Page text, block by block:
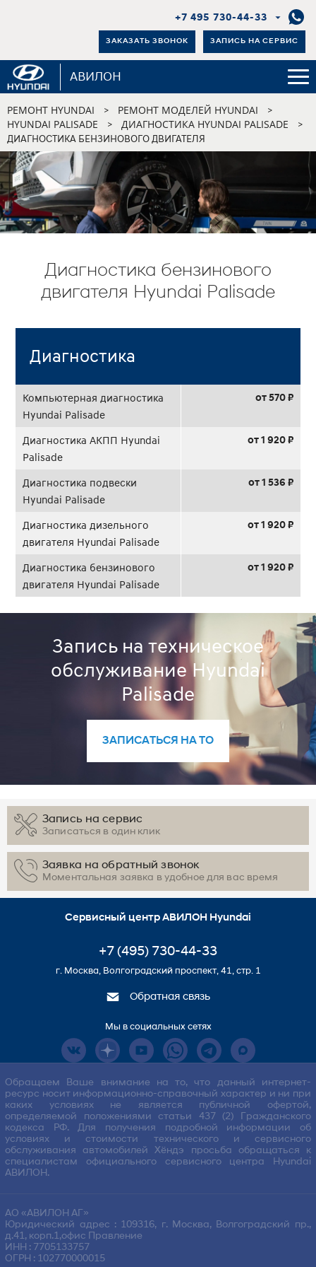
+7 495 730-44-33
ЗАКАЗАТЬ ЗВОНОК ЗАПИСЬ НА СЕРВИС
АВИЛОН
РЕМОНТ HYUNDAI > РЕМОНТ МОДЕЛЕЙ HYUNDAI >
HYUNDAI PALISADE > ДИАГНОСТИКА HYUNDAI PALISADE >
ДИАГНОСТИКА БЕНЗИНОВОГО ДВИГАТЕЛЯ
Диагностика бензинового
двигателя Hyundai Palisade
Диагностика
Компьютерная диагностика
Hyundai Palisade
от 570 ₽
Диагностика АКПП Hyundai
Palisade
от 1 920 ₽
Диагностика подвески
Hyundai Palisade
от 1 536 ₽
Диагностика дизельного
двигателя Hyundai Palisade
от 1 920 ₽
Диагностика бензинового
двигателя Hyundai Palisade
от 1 920 ₽
Запись на техническое
обслуживание Hyundai
Palisade
ЗАПИСАТЬСЯ НА ТО
Запись на сервис
Записаться в один клик
Заявка на обратный звонок
Моментальная заявка в удобное для вас время
Сервисный центр АВИЛОН Hyundai
+7 (495) 730-44-33
г. Москва, Волгоградский проспект, 41, стр. 1
Обратная связь
Мы в социальных сетях
Обращаем Ваше внимание на то, что данный интернет-
ресурс носит информационно-справочный характер и ни при
каких условиях не является публичной офертой,
определяемой положениями статьи 437 (2) Гражданского
кодекса РФ. Для получения подробной информации об
условиях и стоимости технического и сервисного
обслуживания автомобилей Хёндэ просьба обращаться к
специалистам официального сервисного центра Hyundai
АВИЛОН.
АО «АВИЛОН АГ»
Юридический адрес : 109316, г. Москва, Волгоградский пр.,
д.41, корп.1,офис Правление
ИНН : 7705133757
ОГРН : 102770000015